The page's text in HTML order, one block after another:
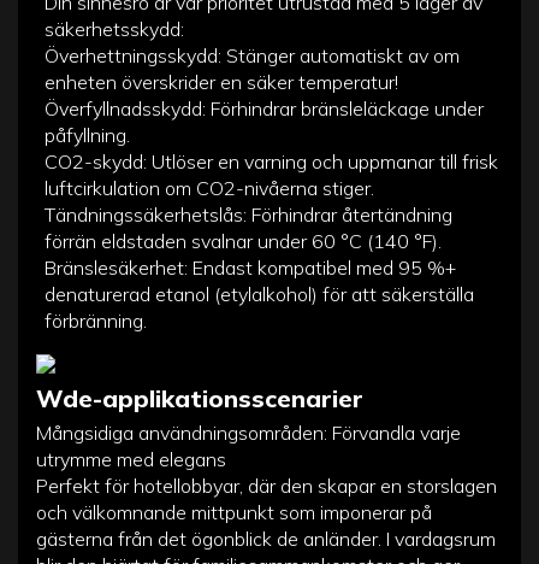
säkerhetsskydd:
Överhettningsskydd: Stänger automatiskt av om
enheten överskrider en säker temperatur!
Överfyllnadsskydd: Förhindrar bränsleläckage under
påfyllning.
CO2-skydd: Utlöser en varning och uppmanar till frisk
luftcirkulation om CO2-nivåerna stiger.
Tändningssäkerhetslås: Förhindrar återtändning
förrän eldstaden svalnar under 60 °C (140 °F).
Bränslesäkerhet: Endast kompatibel med 95 %+
denaturerad etanol (etylalkohol) för att säkerställa
förbränning.
Wde-applikationsscenarier
Mångsidiga användningsområden: Förvandla varje
utrymme med elegans
Perfekt för hotellobbyar, där den skapar en storslagen
och välkomnande mittpunkt som imponerar på
gästerna från det ögonblick de anländer. I vardagsrum